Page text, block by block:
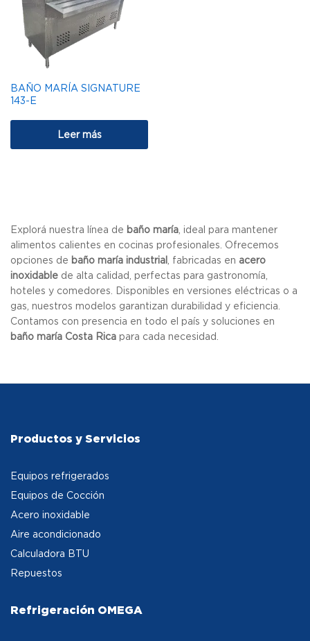
BAÑO MARÍA SIGNATURE
143-E
Leer más
Explorá nuestra línea de baño maría , ideal para mantener
alimentos calientes en cocinas profesionales. Ofrecemos
opciones de baño maría industrial , fabricadas en acero
inoxidable de alta calidad, perfectas para gastronomía,
hoteles y comedores. Disponibles en versiones eléctricas o a
gas, nuestros modelos garantizan durabilidad y eficiencia.
Contamos con presencia en todo el país y soluciones en
baño maría Costa Rica para cada necesidad.
Productos y Servicios
Equipos refrigerados
Equipos de Cocción
Acero inoxidable
Aire acondicionado
Calculadora BTU
Repuestos
Refrigeración OMEGA